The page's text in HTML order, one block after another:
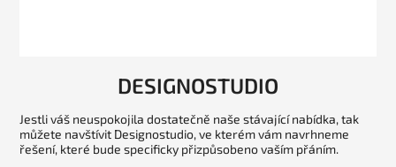
DESIGNOSTUDIO
Jestli váš neuspokojila dostatečně naše stávající nabídka, tak
můžete navštívit Designostudio, ve kterém vám navrhneme
řešení, které bude specificky přizpůsobeno vaším přáním.